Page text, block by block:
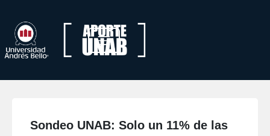
Sondeo UNAB: Solo un 11% de las